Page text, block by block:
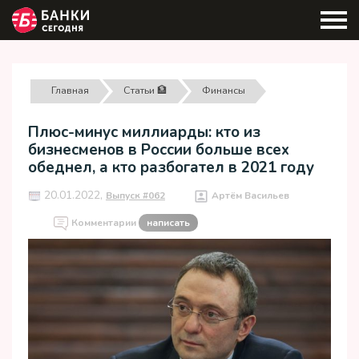
Главная Статьи 🏦 Финансы
Плюс-минус миллиарды: кто из
бизнесменов в России больше всех
обеднел, а кто разбогател в 2021 году
20.01.2022, Выпуск #062 Артём Васильев
Комментарии написать